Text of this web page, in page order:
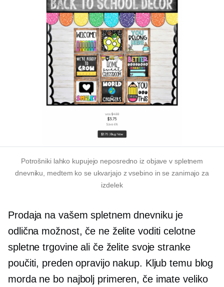
Potrošniki lahko kupujejo neposredno iz objave v spletnem
dnevniku, medtem ko se ukvarjajo z vsebino in se zanimajo za
izdelek
Prodaja na vašem spletnem dnevniku je
odlična možnost, če ne želite voditi celotne
spletne trgovine ali če želite svoje stranke
poučiti, preden opravijo nakup. Kljub temu blog
morda ne bo najbolj primeren, če imate veliko